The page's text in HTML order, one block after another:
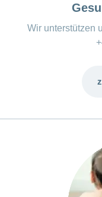
Wir unterstützen